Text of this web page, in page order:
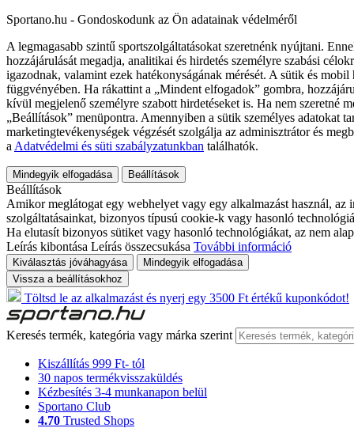
Sportano.hu - Gondoskodunk az Ön adatainak védelméről
A legmagasabb szintű sportszolgáltatásokat szeretnénk nyújtani.
hozzájárulását megadja, analitikai és hirdetés személyre szabási
igazodnak, valamint ezek hatékonyságának mérését. A sütik és
függvényében. Ha rákattint a „Mindent elfogadok” gombra,
kívül megjelenő személyre szabott hirdetéseket is. Ha nem szeretné
„Beállítások” menüpontra. Amennyiben a sütik személyes adatokat
marketingtevékenységek végzését szolgálja az adminisztrátor és
a Adatvédelmi és süti szabályzatunkban találhatók.
Mindegyik elfogadása Beállítások
Beállítások
Amikor meglátogat egy webhelyet vagy egy alkalmazást használ,
szolgáltatásainkat, bizonyos típusú cookie-k vagy hasonló
Ha elutasít bizonyos sütiket vagy hasonló technológiákat, az nem
Leírás kibontása Leírás összecsukása További információ
Kiválasztás jóváhagyása
Mindegyik elfogadása
Vissza a beállításokhoz
Töltsd le az alkalmazást és nyerj egy 3500 Ft értékű kuponkódot!
Keresés termék, kategória vagy márka szerint
Kiszállítás 999 Ft- tól
30 napos termékvisszaküldés
Kézbesítés 3-4 munkanapon belül
Sportano Club
4.70 Trusted Shops